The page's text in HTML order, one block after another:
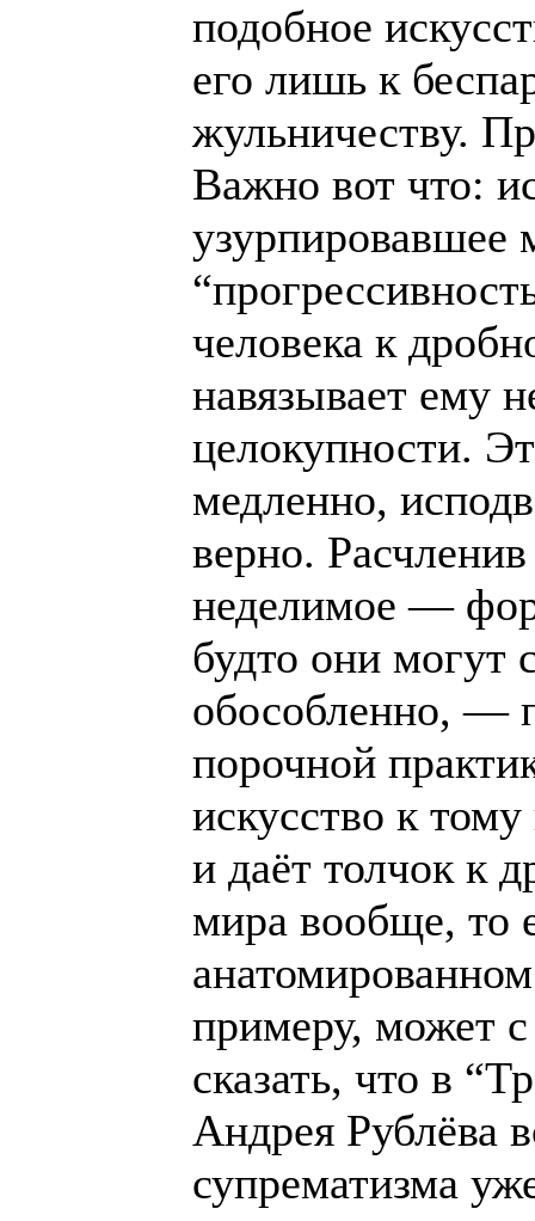
подобное
его лишь к
жульничеству.
Важно вот что:
узурпировавшее
человека к
навязывает ему
целокупности.
медленно,
верно.
неделимое —
будто они могут
обособленно, —
порочной
искусство к
и даёт толчок к
мира вообще, то
примеру, может
сказать, что в
Андрея Рублёва
супрематизма